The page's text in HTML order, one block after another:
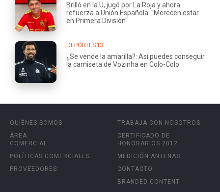
Brilló en la U, jugó por La Roja y ahora
refuerza a Unión Española: "Merecen estar
en Primera División"
DEPORTES13
¿Se vende la amarilla?: Así puedes conseguir
la camiseta de Vozinha en Colo-Colo
QUIÉNES SOMOS
ÁREA
COMERCIAL
POLÍTICAS COMERCIALES
PROVEEDORES
TRABAJA CON NOSOTROS
CERTIFICADO DE
HONORARIOS 2012
MEDICIÓN ANTENAS
CONTACTO
BRANDED CONTENT